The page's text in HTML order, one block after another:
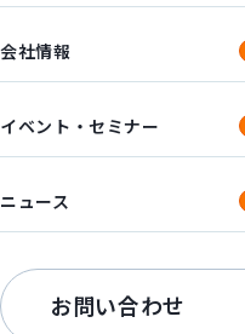
会社情報
イベント・セミナー
ニュース
お問い合わせ